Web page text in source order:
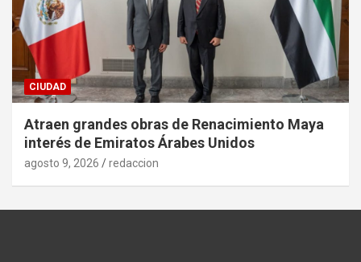
CIUDAD
Atraen grandes obras de Renacimiento Maya
interés de Emiratos Árabes Unidos
agosto 9, 2026 redaccion